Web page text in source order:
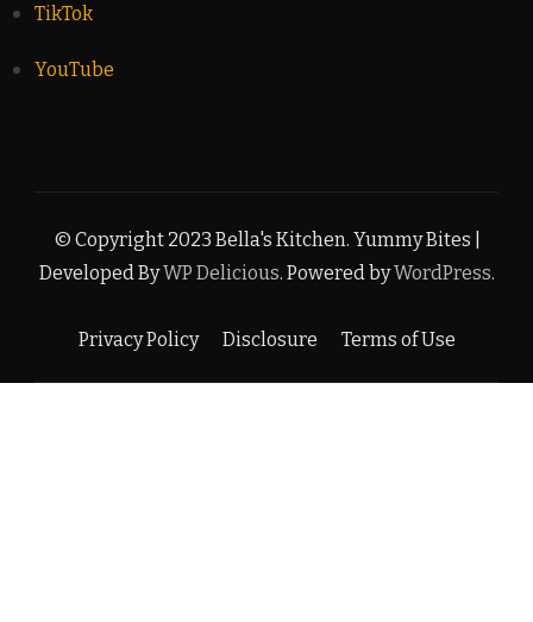
TikTok
YouTube
© Copyright 2023 Bella's Kitchen. Yummy Bites |
Developed ByWP Delicious. Powered byWordPress.
Privacy Policy Disclosure Terms of Use